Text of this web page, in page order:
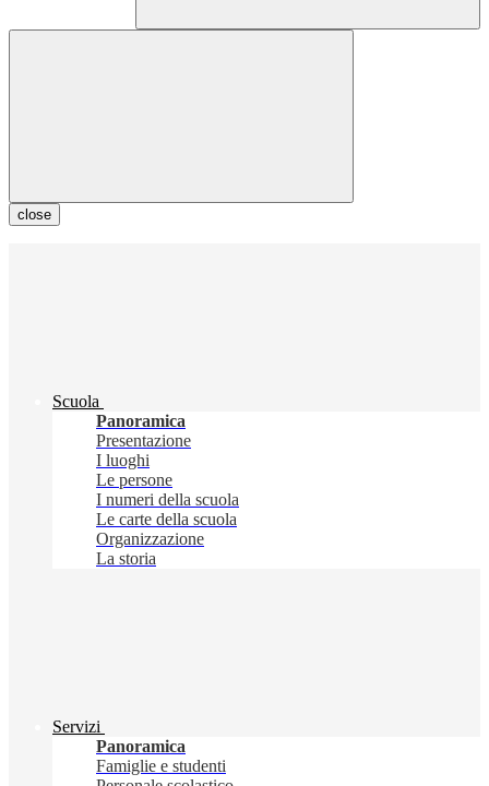
close
Scuola
Panoramica
Presentazione
I luoghi
Le persone
I numeri della scuola
Le carte della scuola
Organizzazione
La storia
Servizi
Panoramica
Famiglie e studenti